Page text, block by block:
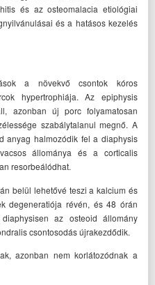
és az osteomalacia etiológiai
és a hatásos kezelés
a növekvő csontok kóros
hypertrophiája. Az epiphysis
azonban új porc folyamatosan
szabálytalanul megnő. A
anyag halmozódik fel a diaphysis
állománya és a corticalis
resorbeálódhat.
belül lehetővé teszi a kalcium és
degeneratiója révén, és 48 órán
az osteoid állomány
csontosodás újrakezdődik.
azonban nem korlátozódnak a